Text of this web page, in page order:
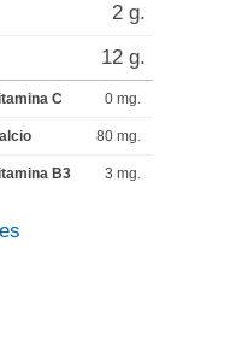
2 g.
12 g.
C 0 mg.
80 mg.
B3 3 mg.